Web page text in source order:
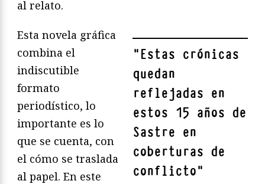
al relato.
"Estas crónicas
quedan
reflejadas en
estos 15 años de
Sastre en
coberturas de
conflicto"
Esta novela gráfica
combina el
indiscutible
formato
periodístico, lo
importante es lo
que se cuenta, con
el cómo se traslada
al papel. En este